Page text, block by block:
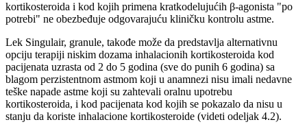
kortikosteroida i kod kojih primena kratkodelujućih β-agonista "po
potrebi" ne obezbeđuje odgovarajuću kliničku kontrolu astme.
Lek Singulair, granule, takođe može da predstavlja alternativnu
opciju terapiji niskim dozama inhalacionih kortikosteroida kod
pacijenata uzrasta od 2 do 5 godina (sve do punih 6 godina) sa
blagom perzistentnom astmom koji u anamnezi nisu imali nedavne
teške napade astme koji su zahtevali oralnu upotrebu
kortikosteroida, i kod pacijenata kod kojih se pokazalo da nisu u
stanju da koriste inhalacione kortikosteroide (videti odeljak 4.2).